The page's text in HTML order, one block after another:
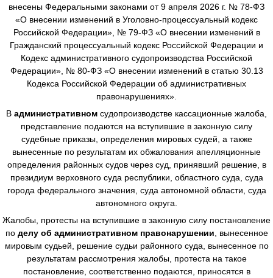
внесены Федеральными законами от 9 апреля 2026 г. № 78-ФЗ
«О внесении изменений в Уголовно-процессуальный кодекс
Российской Федерации», № 79-ФЗ «О внесении изменений в
Гражданский процессуальный кодекс Российской Федерации и
Кодекс административного судопроизводства Российской
Федерации», № 80-ФЗ «О внесении изменений в статью 30.13
Кодекса Российской Федерации об административных
правонарушениях».
В административном судопроизводстве кассационные жалоба,
представление подаются на вступившие в законную силу
судебные приказы, определения мировых судей, а также
вынесенные по результатам их обжалования апелляционные
определения районных судов через суд, принявший решение, в
президиум верховного суда республики, областного суда, суда
города федерального значения, суда автономной области, суда
автономного округа.
Жалобы, протесты на вступившие в законную силу постановление
по делу об административном правонарушении , вынесенное
мировым судьей, решение судьи районного суда, вынесенное по
результатам рассмотрения жалобы, протеста на такое
постановление, соответственно подаются, приносятся в